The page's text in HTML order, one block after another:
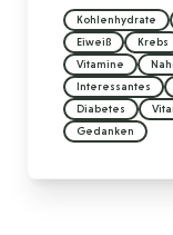
Kohlenhydrate
Eiweiß
Krebs
Vitamine
Interessantes
Diabetes
Gedanken